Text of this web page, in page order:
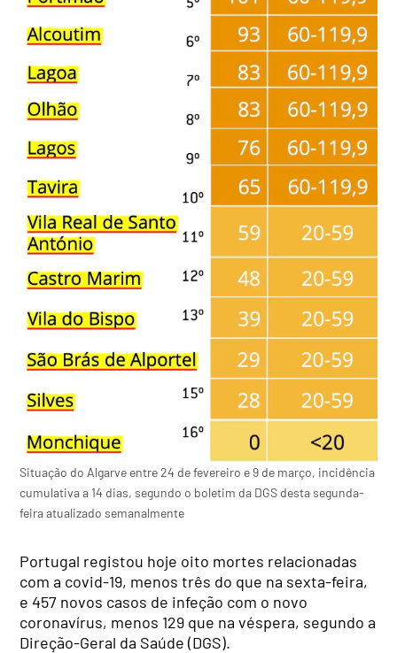
Situação do Algarve entre 24 de fevereiro e 9 de março, incidência
cumulativa a 14 dias, segundo o boletim da DGS desta segunda-
feira atualizado semanalmente
Portugal registou hoje oito mortes relacionadas
com a covid-19, menos três do que na sexta-feira,
e 457 novos casos de infeção com o novo
coronavírus, menos 129 que na véspera, segundo a
Direção-Geral da Saúde (DGS).